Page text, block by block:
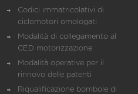
Codici immatricolativi di
ciclomotori omologati
Modalità di collegamento al
CED motorizzazione
Modalità operative per il
rinnovo delle patenti
Riqualificazione bombole di